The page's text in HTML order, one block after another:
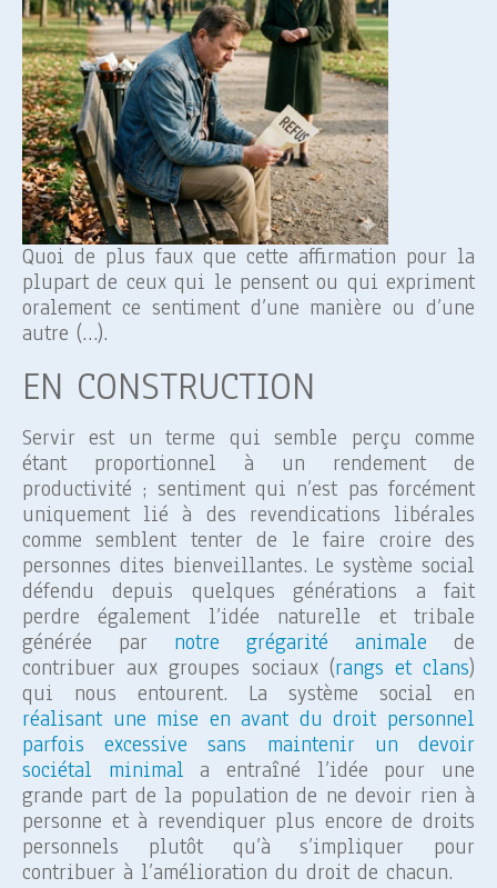
Quoi de plus faux que cette affirmation pour la
plupart de ceux qui le pensent ou qui expriment
oralement ce sentiment d’une manière ou d’une
autre (…).
EN CONSTRUCTION
Servir est un terme qui semble perçu comme
étant proportionnel à un rendement de
productivité ; sentiment qui n’est pas forcément
uniquement lié à des revendications libérales
comme semblent tenter de le faire croire des
personnes dites bienveillantes. Le système social
défendu depuis quelques générations a fait
perdre également l’idée naturelle et tribale
générée par notre grégarité animale de
contribuer aux groupes sociaux (rangs et clans)
qui nous entourent. La système social en
réalisant une mise en avant du droit personnel
parfois excessive sans maintenir un devoir
sociétal minimal a entraîné l’idée pour une
grande part de la population de ne devoir rien à
personne et à revendiquer plus encore de droits
personnels plutôt qu’à s’impliquer pour
contribuer à l’amélioration du droit de chacun.